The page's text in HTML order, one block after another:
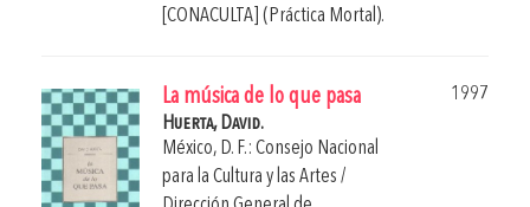
[CONACULTA] (Práctica Mortal).
La música de lo que pasa
1997
Huerta, David.
México, D. F.: Consejo Nacional
para la Cultura y las Artes /